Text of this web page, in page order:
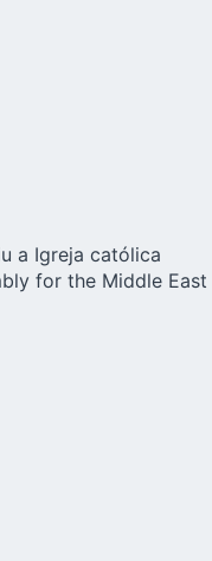
a Igreja católica
for the Middle East